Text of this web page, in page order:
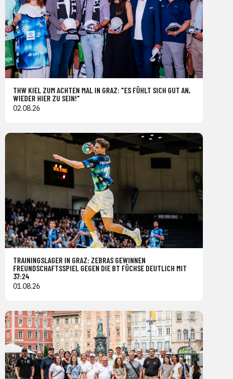
THW KIEL ZUM ACHTEN MAL IN GRAZ: "ES FÜHLT SICH GUT AN,
WIEDER HIER ZU SEIN!"
02.08.26
TRAININGSLAGER IN GRAZ: ZEBRAS GEWINNEN
FREUNDSCHAFTSSPIEL GEGEN DIE BT FÜCHSE DEUTLICH MIT
37:24
01.08.26